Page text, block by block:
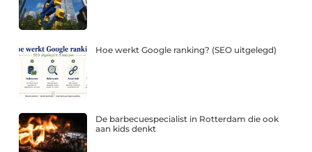
Hoe werkt Google ranking? (SEO uitgelegd)
De barbecuespecialist in Rotterdam die ook
aan kids denkt